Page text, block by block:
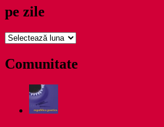
pe zile
pe
Comunitate